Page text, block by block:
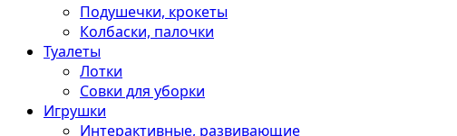
Подушечки, крокеты
Колбаски, палочки
Туалеты
Лотки
Совки для уборки
Игрушки
Интерактивные, развивающие